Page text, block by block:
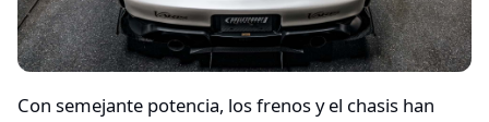
Con semejante potencia, los frenos y el chasis han